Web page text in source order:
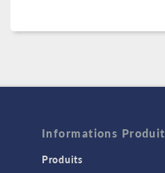
Informations Produit
Produits